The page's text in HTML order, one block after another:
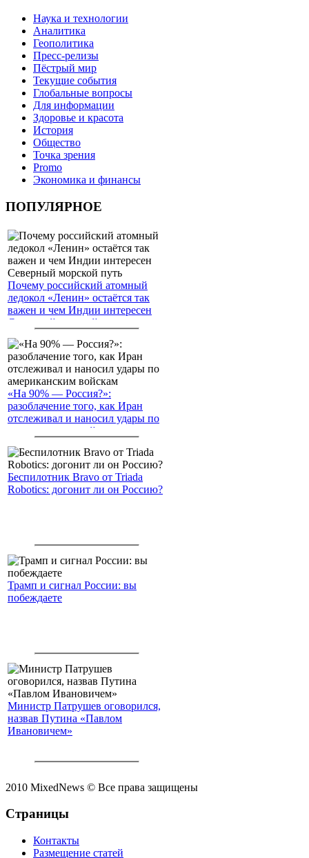
Наука и технологии
Аналитика
Геополитика
Пресс-релизы
Пёстрый мир
Текущие события
Глобальные вопросы
Для информации
Здоровье и красота
История
Общество
Точка зрения
Promo
Экономика и финансы
ПОПУЛЯРНОЕ
Почему российский атомный
ледокол «Ленин» остаётся так
важен и чем Индии интересен
Северный морской путь
«На 90% — Россия?»:
разоблачение того, как Иран
отслеживал и наносил удары по
американским войскам
Беспилотник Bravo от Triada
Robotics: догонит ли он Россию?
Трамп и сигнал России: вы
побеждаете
Министр Патрушев оговорился,
назвав Путина «Павлом
Ивановичем»
2010 MixedNews © Все права защищены
Страницы
Контакты
Размещение статей